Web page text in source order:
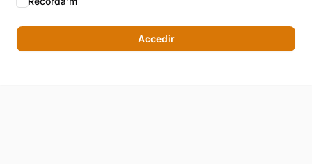
Accedir